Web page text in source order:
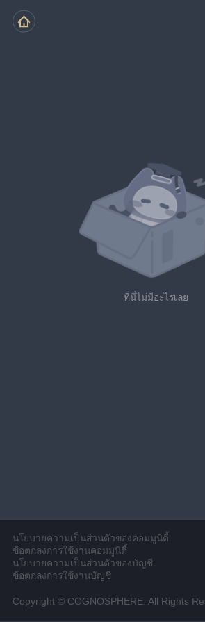
ที่นี่ไม่มีอะไรเลย
นโยบายความเป็นส่วนตัวของคอมมูนิตี้
ข้อตกลงการใช้งานคอมมูนิตี้
นโยบายความเป็นส่วนตัวของบัญชี
ข้อตกลงการใช้งานบัญชี
Copyright © COGNOSPHERE. All Rights